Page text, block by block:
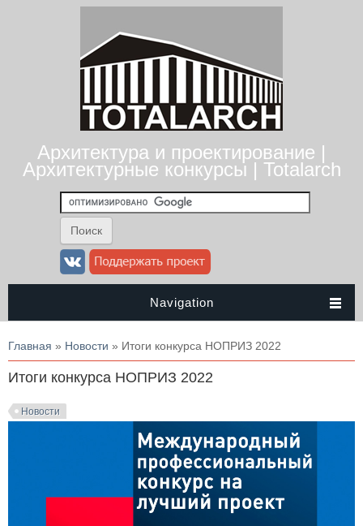
Архитектура и проектирование |
Архитектурные конкурсы | Totalarch
Navigation
Вы здесь
Главная » Новости » Итоги конкурса НОПРИЗ 2022
Итоги конкурса НОПРИЗ 2022
Новости